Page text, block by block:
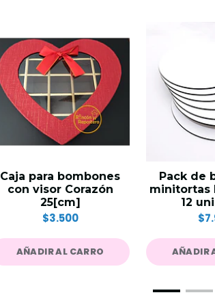
Caja para bombones
con visor Corazón
25[cm]
$3.500
AÑADIR AL CARRO
Pack de
minitortas
12
AÑADIR